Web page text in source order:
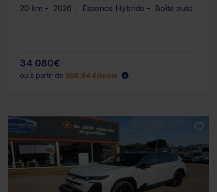
20 km - 2026 - Essence Hybride - Boîte auto
34 080€
ou à partir de 558.94 €/mois